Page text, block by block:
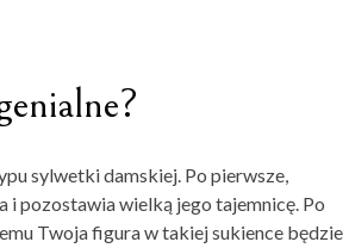
sylwetki damskiej. Po pierwsze,
i pozostawia wielką jego tajemnicę. Po
Twoja figura w takiej sukience będzie